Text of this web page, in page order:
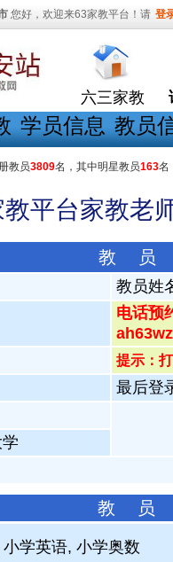
您好，欢迎来63家教平台！请 登
六三家教
学员信息 教员
教员3809名，其中明星教员163名
教平台家教老
教 员
教员姓
电话预
提示：
最后登
教 员
学英语, 小学奥数